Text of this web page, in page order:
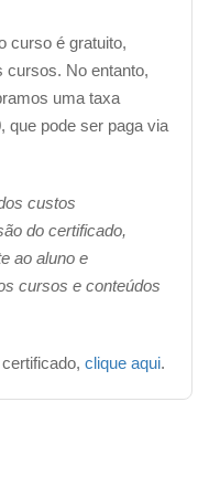
curso é gratuito,
No entanto,
uma taxa
que pode ser paga via
custos
do certificado,
ao aluno e
cursos e conteúdos
clique aqui.